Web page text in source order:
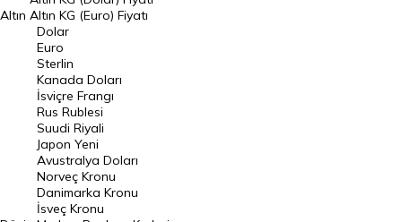
Euro Kuru
Pound Kuru
Frank Kuru
Riyal Kuru
Avustralya Doları
Danimarka Kronu Kuru
Kanada Doları Kuru
Altın Altın KG (Euro) Fiyatı
Dolar
Euro
Sterlin
Kanada Doları
İsviçre Frangı
Rus Rublesi
Suudi Riyali
Japon Yeni
Avustralya Doları
Norveç Kronu
Danimarka Kronu
İsveç Kronu